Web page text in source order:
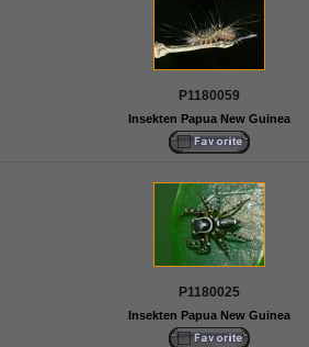
P1180059
Insekten Papua New Guinea
P1180025
Insekten Papua New Guinea